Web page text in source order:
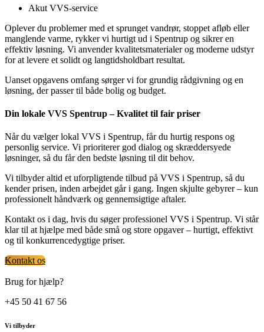
Akut VVS-service
Oplever du problemer med et sprunget vandrør, stoppet afløb eller
manglende varme, rykker vi hurtigt ud i Spentrup og sikrer en
effektiv løsning. Vi anvender kvalitetsmaterialer og moderne udstyr
for at levere et solidt og langtidsholdbart resultat.
Uanset opgavens omfang sørger vi for grundig rådgivning og en
løsning, der passer til både bolig og budget.
Din lokale VVS Spentrup – Kvalitet til fair priser
Når du vælger lokal VVS i Spentrup, får du hurtig respons og
personlig service. Vi prioriterer god dialog og skræddersyede
løsninger, så du får den bedste løsning til dit behov.
Vi tilbyder altid et uforpligtende tilbud på VVS i Spentrup, så du
kender prisen, inden arbejdet går i gang. Ingen skjulte gebyrer – kun
professionelt håndværk og gennemsigtige aftaler.
Kontakt os i dag, hvis du søger professionel VVS i Spentrup. Vi står
klar til at hjælpe med både små og store opgaver – hurtigt, effektivt
og til konkurrencedygtige priser.
Kontakt os
Brug for hjælp?
+45 50 41 67 56
Vi tilbyder